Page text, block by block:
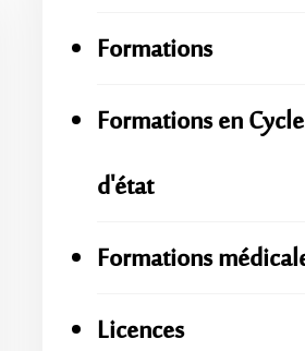
Formations
Formations en
d'état
Formations
Licences